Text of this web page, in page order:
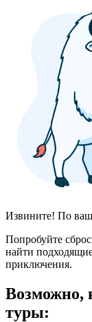
Извините! По
Попробуйте
найти
приключения.
Возможно,
туры: